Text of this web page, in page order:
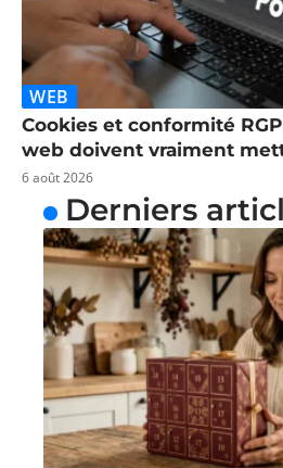
WEB
Cookies et conformité
web doivent vraiment
6 août 2026
Derniers